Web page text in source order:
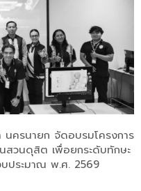
ครนายก จัดอบรมโครงการ
วนดุสิต เพื่อยกระดับทักษะ
ประมาณ พ.ศ. 2569